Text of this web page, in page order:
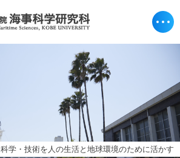
科学・技術を人の生活と地球環境のために活かす